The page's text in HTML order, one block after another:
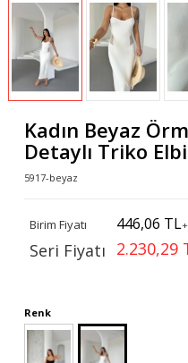
Kadın Beyaz
Detaylı Triko
5917-beyaz
Birim Fiyatı 446,06 TL
Seri Fiyatı 2.230,29
Renk